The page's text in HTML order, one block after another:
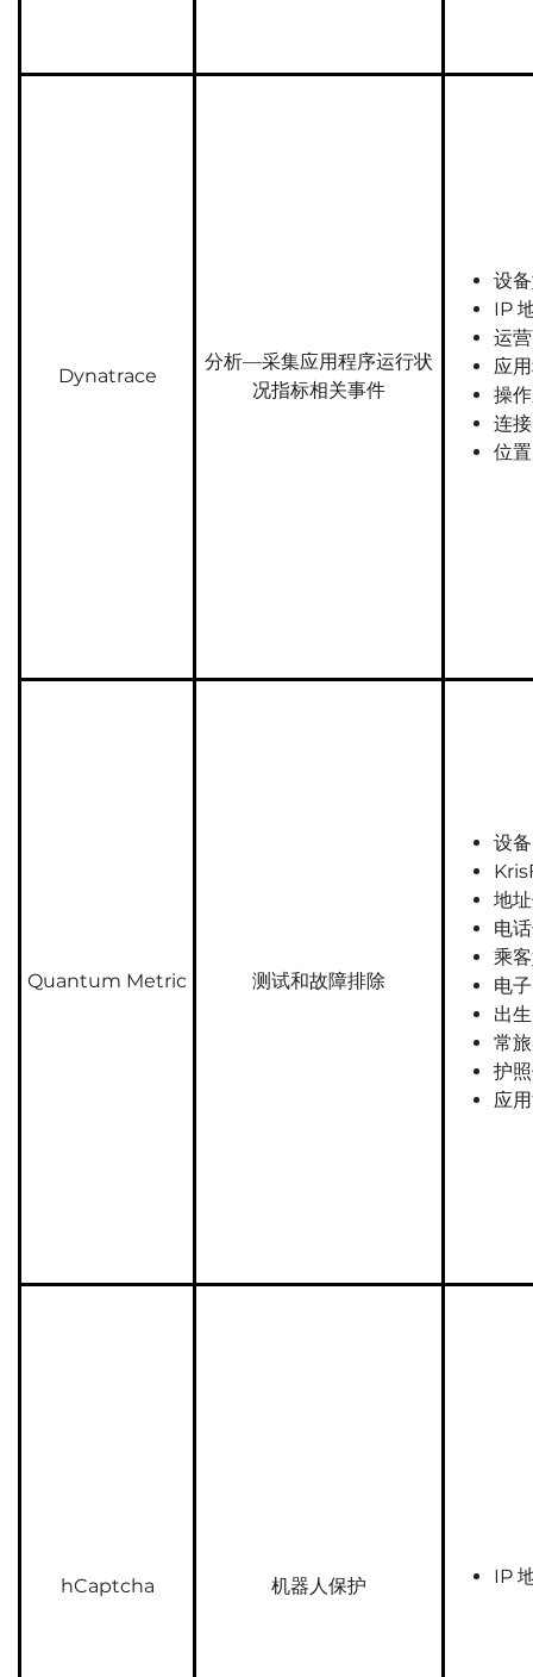
Dynatrace
分析—采集应用程序运行状
况指标相关事件
设
IP
运
应
操
连接
位置
Quantum Metric 测试和故障排除
设
地
电
乘
电
出
常
护
应
hCaptcha 机器人保护 IP